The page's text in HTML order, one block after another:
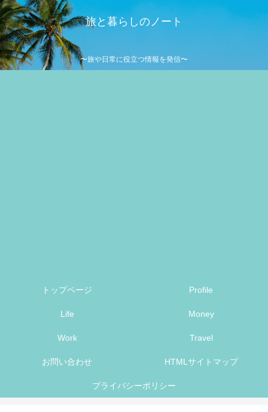
旅と暮らしのノート
〜旅や日常に役立つ情報を発信〜
トップページ Profile
Life Money
Work Travel
お問い合わせ HTMLサイトマップ
プライバシーポリシー